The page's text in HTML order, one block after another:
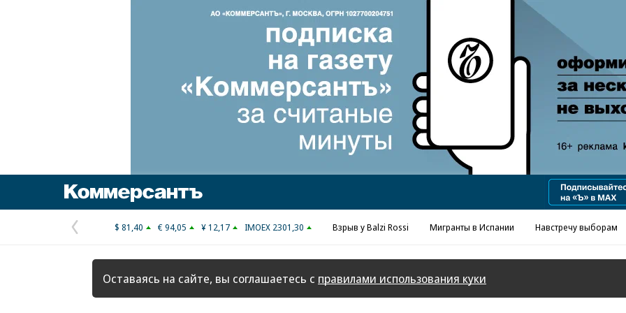
Реклама в «Ъ» www.kommersant.ru/ad
Предыдущая
страница
$ 81,40 € 94,05 ¥ 12,17 IMOEX 2301,30 Взрыв у Balzi Rossi Мигранты в Испании Навстречу выборам
Оставаясь на сайте, вы соглашаетесь с правилами использования куки